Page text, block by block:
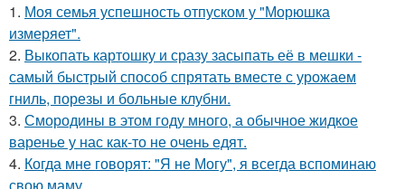
1. Моя семья успешность отпуском у "Морюшка
измеряет".
2. Выкопать картошку и сразу засыпать её в мешки -
самый быстрый способ спрятать вместе с урожаем
гниль, порезы и больные клубни.
3. Смородины в этом году много, а обычное жидкое
варенье у нас как-то не очень едят.
4. Когда мне говорят: "Я не Могу", я всегда вспоминаю